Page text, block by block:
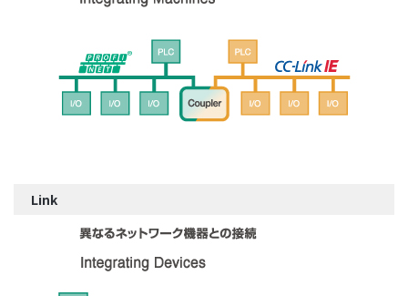
Link